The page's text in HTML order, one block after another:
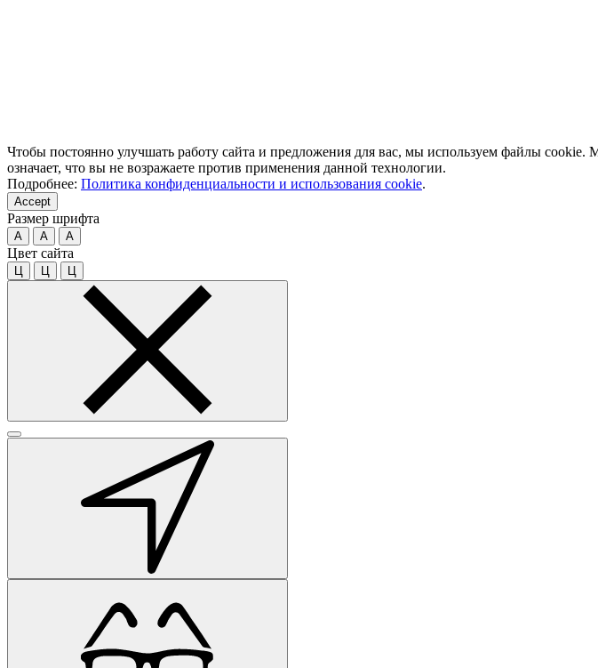
Чтобы постоянно улучшать работу сайта и предложения для вас, мы используем файлы
означает, что вы не возражаете против применения данной технологии.
Подробнее: Политика конфиденциальности и использования cookie.
Accept
Размер шрифта
A A A
Цвет сайта
Ц Ц Ц